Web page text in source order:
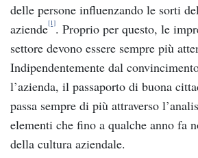
delle persone influenzando le sorti
aziende[1]. Proprio per questo, le
settore devono essere sempre più
Indipendentemente dal
l’azienda, il passaporto di buona
passa sempre di più attraverso
elementi che fino a qualche anno fa
della cultura aziendale.